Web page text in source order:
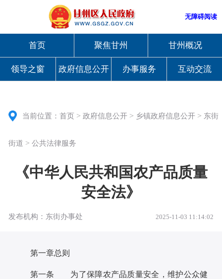
无障碍阅读
首页 聚焦甘州 甘州概况
领导之窗 政府信息公开 办事服务 互动交流
当前位置：首页 >政府信息公开 > 乡镇政府信息公开 > 东街
街道 >公共法律服务
《中华人民共和国农产品质量
安全法》
发布机构：东街办事处 2025-11-03 11:14:02
第一章总则
第一条 为了保障农产品质量安全，维护公众健